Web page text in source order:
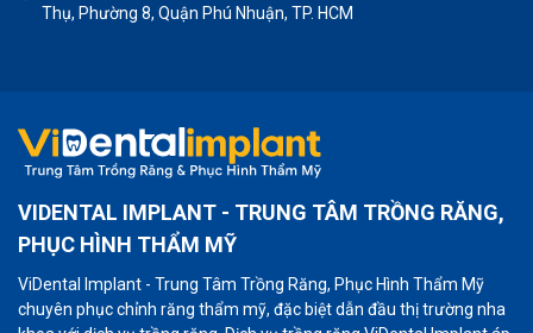
Thụ, Phường 8, Quận Phú Nhuận, TP. HCM
VIDENTAL IMPLANT - TRUNG TÂM TRỒNG RĂNG,
PHỤC HÌNH THẨM MỸ
ViDental Implant - Trung Tâm Trồng Răng, Phục Hình Thẩm Mỹ
chuyên phục chỉnh răng thẩm mỹ, đặc biệt dẫn đầu thị trường nha